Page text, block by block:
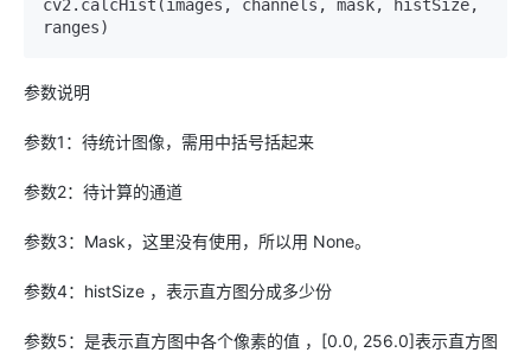
cv2.calcHist(images, channels, mask, histSize,
ranges)
参数说明
参数1：待统计图像，需用中括号括起来
参数2：待计算的通道
参数3：Mask，这里没有使用，所以用 None。
参数4：histSize ，表示直方图分成多少份
参数5：是表示直方图中各个像素的值 ，[0.0, 256.0]表示直方图